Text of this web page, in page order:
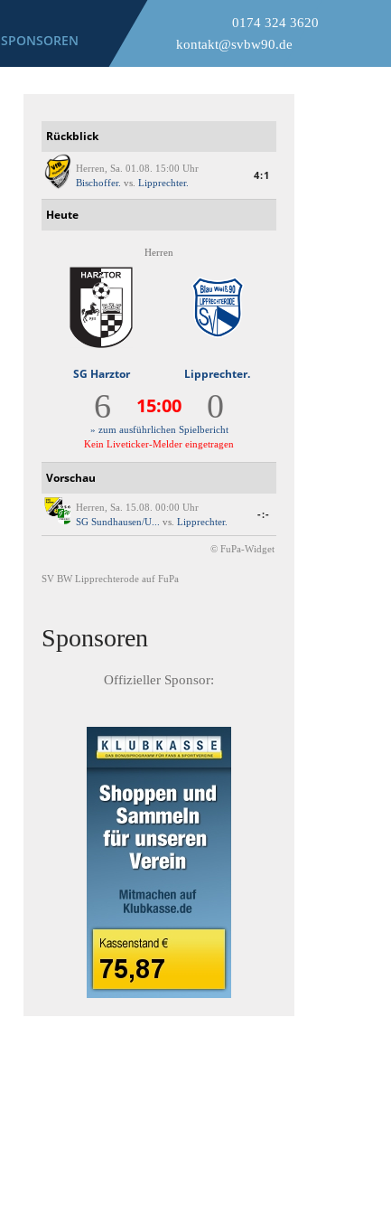
0174 324 3620
kontakt@svbw90.de
SPONSOREN
Rückblick
Herren, Sa. 01.08. 15:00 Uhr
Bischoffer. vs. Lipprechter.
4:1
Heute
Herren
SG Harztor Lipprechter.
6 15:00 0
» zum ausführlichen Spielbericht
Kein Liveticker-Melder eingetragen
Vorschau
Herren, Sa. 15.08. 00:00 Uhr
SG Sundhausen/U...
vs. Lipprechter.
-:-
© FuPa-Widget
SV BW Lipprechterode auf FuPa
Sponsoren
Offizieller Sponsor: